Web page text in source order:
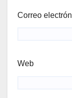
Correo
Web